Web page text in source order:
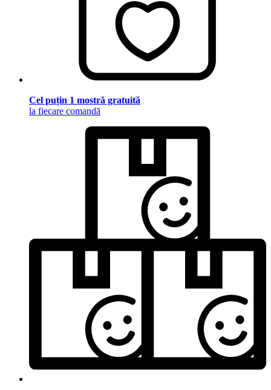
Cel puțin 1 mostră gratuită
la fiecare comandă